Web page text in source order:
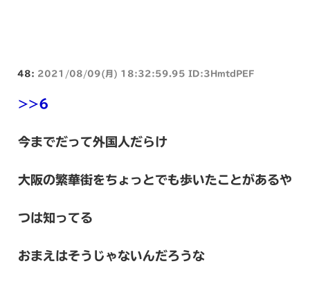
48: 2021/08/09(月) 18:32:59.95 ID:3HmtdPEF
>>6
今までだって外国人だらけ
大阪の繁華街をちょっとでも歩いたことがあるや
つは知ってる
おまえはそうじゃないんだろうな